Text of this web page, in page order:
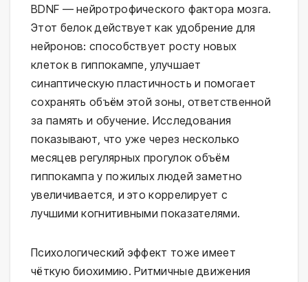
BDNF — нейротрофического фактора мозга.
Этот белок действует как удобрение для
нейронов: способствует росту новых
клеток в гиппокампе, улучшает
синаптическую пластичность и помогает
сохранять объём этой зоны, ответственной
за память и обучение. Исследования
показывают, что уже через несколько
месяцев регулярных прогулок объём
гиппокампа у пожилых людей заметно
увеличивается, и это коррелирует с
лучшими когнитивными показателями.
Психологический эффект тоже имеет
чёткую биохимию. Ритмичные движения